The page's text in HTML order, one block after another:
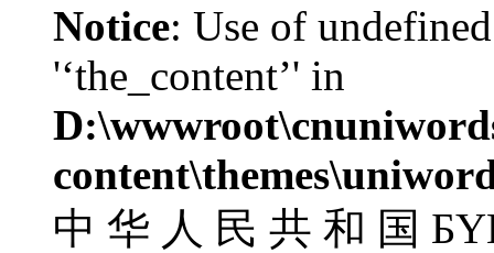
Notice: Use of
'‘the_content’' in
中 华 人 民 共 和 国